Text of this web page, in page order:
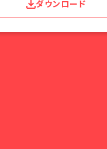
ダウンロード